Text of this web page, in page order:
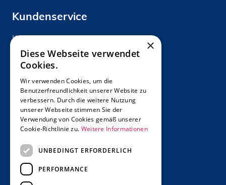
Kundenservice
Kontakt
Über uns
Wir über uns
Unternehmen
Karriere
Daten und Fakten
×
Diese Webseite verwendet
Cookies.
Wir verwenden Cookies, um die
Benutzerfreundlichkeit unserer Website zu
verbessern. Durch die weitere Nutzung
unserer Webseite stimmen Sie der
Verwendung von Cookies gemäß unserer
Cookie-Richtlinie zu. Weitere Informationen
UNBEDINGT ERFORDERLICH
PERFORMANCE